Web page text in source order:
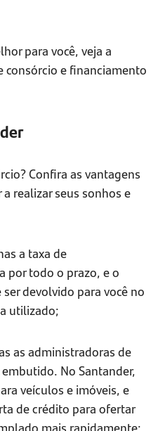
para você, veja a
consórcio e financiamento
Confira as vantagens
realizar seus sonhos e
a taxa de
por todo o prazo, e o
devolvido para você no
utilizado;
as administradoras de
No Santander,
veículos e imóveis, e
de crédito para ofertar
mais rapidamente;